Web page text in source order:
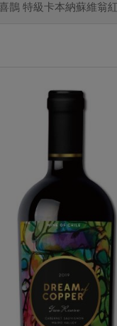
鵲 特級卡本納蘇維翁